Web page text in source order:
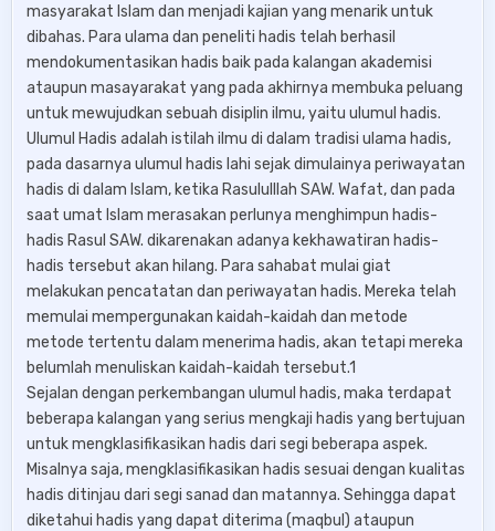
masyarakat Islam dan menjadi kajian yang menarik untuk
dibahas. Para ulama dan peneliti hadis telah berhasil
mendokumentasikan hadis baik pada kalangan akademisi
ataupun masayarakat yang pada akhirnya membuka peluang
untuk mewujudkan sebuah disiplin ilmu, yaitu ulumul hadis.
Ulumul Hadis adalah istilah ilmu di dalam tradisi ulama hadis,
pada dasarnya ulumul hadis lahi sejak dimulainya periwayatan
hadis di dalam Islam, ketika Rasululllah SAW. Wafat, dan pada
saat umat Islam merasakan perlunya menghimpun hadis-
hadis Rasul SAW. dikarenakan adanya kekhawatiran hadis-
hadis tersebut akan hilang. Para sahabat mulai giat
melakukan pencatatan dan periwayatan hadis. Mereka telah
memulai mempergunakan kaidah-kaidah dan metode
metode tertentu dalam menerima hadis, akan tetapi mereka
belumlah menuliskan kaidah-kaidah tersebut.1
Sejalan dengan perkembangan ulumul hadis, maka terdapat
beberapa kalangan yang serius mengkaji hadis yang bertujuan
untuk mengklasifikasikan hadis dari segi beberapa aspek.
Misalnya saja, mengklasifikasikan hadis sesuai dengan kualitas
hadis ditinjau dari segi sanad dan matannya. Sehingga dapat
diketahui hadis yang dapat diterima (maqbul) ataupun